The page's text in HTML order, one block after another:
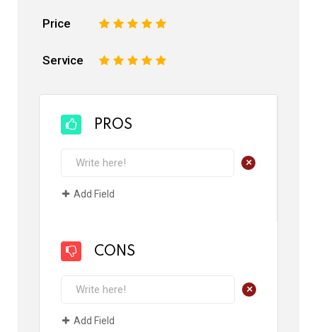
Price 5
4
3
2
Service 5
4
3
2
PROS
+
Add Field
CONS
+
Add Field